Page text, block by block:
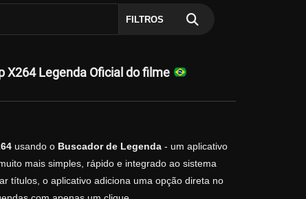
FILTROS
X264 Legenda Oficial do filme
usando o Buscador de Legenda - um aplicativo
mais simples, rápido e integrado ao sistema
títulos, o aplicativo adiciona uma opção direta no